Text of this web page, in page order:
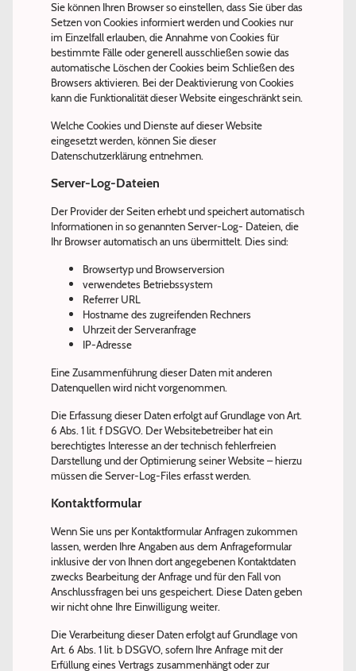
Sie können Ihren Browser so einstellen, dass Sie über das
Setzen von Cookies informiert werden und Cookies nur
im Einzelfall erlauben, die Annahme von Cookies für
bestimmte Fälle oder generell ausschließen sowie das
automatische Löschen der Cookies beim Schließen des
Browsers aktivieren. Bei der Deaktivierung von Cookies
kann die Funktionalität dieser Website eingeschränkt sein.
Welche Cookies und Dienste auf dieser Website
eingesetzt werden, können Sie dieser
Datenschutzerklärung entnehmen.
Server-Log-Dateien
Der Provider der Seiten erhebt und speichert automatisch
Informationen in so genannten Server-Log- Dateien, die
Ihr Browser automatisch an uns übermittelt. Dies sind:
Browsertyp und Browserversion
verwendetes Betriebssystem
Referrer URL
Hostname des zugreifenden Rechners
Uhrzeit der Serveranfrage
IP-Adresse
Eine Zusammenführung dieser Daten mit anderen
Datenquellen wird nicht vorgenommen.
Die Erfassung dieser Daten erfolgt auf Grundlage von Art.
6 Abs. 1 lit. f DSGVO. Der Websitebetreiber hat ein
berechtigtes Interesse an der technisch fehlerfreien
Darstellung und der Optimierung seiner Website – hierzu
müssen die Server-Log-Files erfasst werden.
Kontaktformular
Wenn Sie uns per Kontaktformular Anfragen zukommen
lassen, werden Ihre Angaben aus dem Anfrageformular
inklusive der von Ihnen dort angegebenen Kontaktdaten
zwecks Bearbeitung der Anfrage und für den Fall von
Anschlussfragen bei uns gespeichert. Diese Daten geben
wir nicht ohne Ihre Einwilligung weiter.
Die Verarbeitung dieser Daten erfolgt auf Grundlage von
Art. 6 Abs. 1 lit. b DSGVO, sofern Ihre Anfrage mit der
Erfüllung eines Vertrags zusammenhängt oder zur